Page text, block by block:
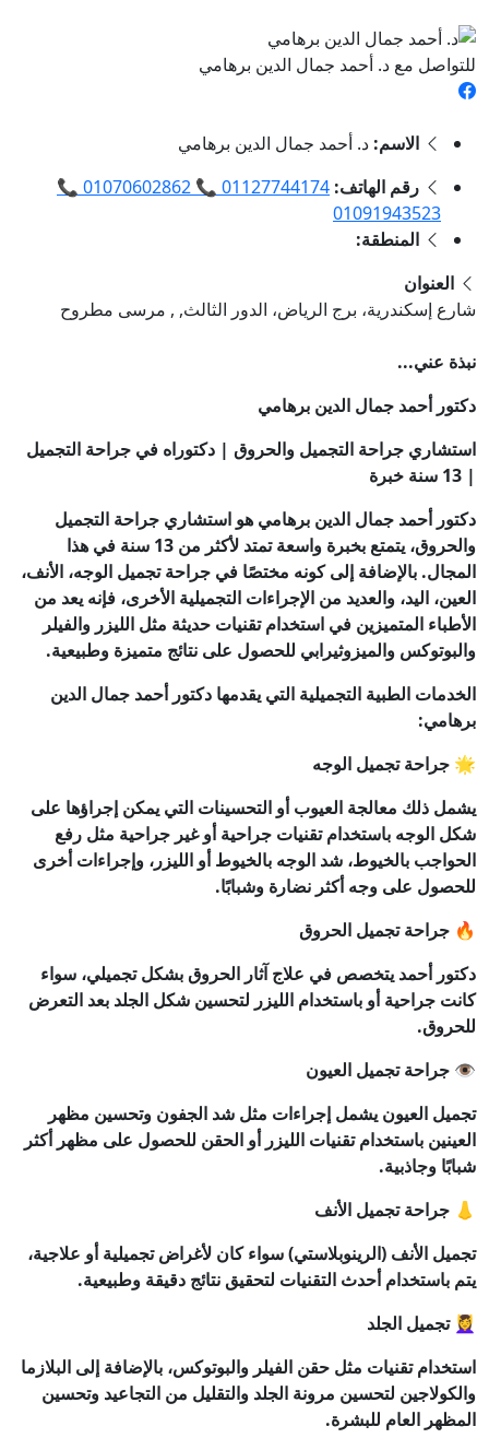
للتواصل مع د. أحمد جمال الدين برهامي
الاسم: د. أحمد جمال الدين برهامي
رقم الهاتف:
01127744174 📞 01070602862 📞
01091943523
المنطقة:
العنوان
شارع إسكندرية، برج الرياض، الدور الثالث, , مرسى مطروح
نبذة عني...
دكتور أحمد جمال الدين برهامي
استشاري جراحة التجميل والحروق | دكتوراه في جراحة التجميل
| 13 سنة خبرة
دكتور أحمد جمال الدين برهامي هو استشاري جراحة التجميل
والحروق، يتمتع بخبرة واسعة تمتد لأكثر من 13 سنة في هذا
المجال. بالإضافة إلى كونه مختصًا في جراحة تجميل الوجه، الأنف،
العين، اليد، والعديد من الإجراءات التجميلية الأخرى، فإنه يعد من
الأطباء المتميزين في استخدام تقنيات حديثة مثل الليزر والفيلر
والبوتوكس والميزوثيرابي للحصول على نتائج متميزة وطبيعية.
الخدمات الطبية التجميلية التي يقدمها دكتور أحمد جمال الدين
برهامي:
🌟 جراحة تجميل الوجه
يشمل ذلك معالجة العيوب أو التحسينات التي يمكن إجراؤها على
شكل الوجه باستخدام تقنيات جراحية أو غير جراحية مثل رفع
الحواجب بالخيوط، شد الوجه بالخيوط أو الليزر، وإجراءات أخرى
للحصول على وجه أكثر نضارة وشبابًا.
🔥 جراحة تجميل الحروق
دكتور أحمد يتخصص في علاج آثار الحروق بشكل تجميلي، سواء
كانت جراحية أو باستخدام الليزر لتحسين شكل الجلد بعد التعرض
للحروق.
👁️ جراحة تجميل العيون
تجميل العيون يشمل إجراءات مثل شد الجفون وتحسين مظهر
العينين باستخدام تقنيات الليزر أو الحقن للحصول على مظهر أكثر
شبابًا وجاذبية.
👃 جراحة تجميل الأنف
تجميل الأنف (الرينوبلاستي) سواء كان لأغراض تجميلية أو علاجية،
يتم باستخدام أحدث التقنيات لتحقيق نتائج دقيقة وطبيعية.
💆‍♀️ تجميل الجلد
استخدام تقنيات مثل حقن الفيلر والبوتوكس، بالإضافة إلى البلازما
والكولاجين لتحسين مرونة الجلد والتقليل من التجاعيد وتحسين
المظهر العام للبشرة.